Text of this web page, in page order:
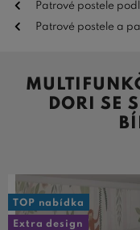
Patrové postele
Patrové postele a
DORI SE
TOP nabídka
Extra design